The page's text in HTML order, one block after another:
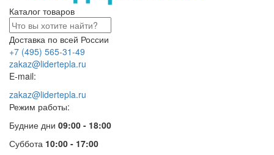
Каталог товаров
Доставка по всей России
+7 (495) 565-31-49
zakaz@lidertepla.ru
E-mail:
zakaz@lidertepla.ru
Режим работы:
Будние дни 09:00 - 18:00
Суббота 10:00 - 17:00